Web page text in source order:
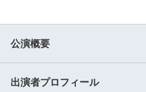
公演概要
出演者プロフィール